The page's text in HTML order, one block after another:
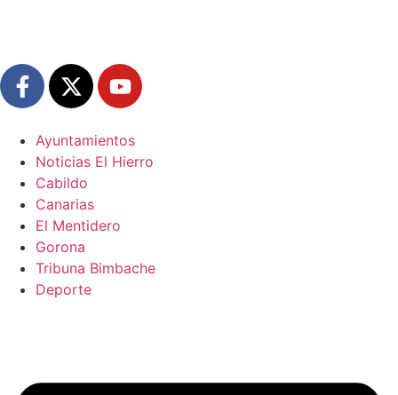
Ayuntamientos
Noticias El Hierro
Cabildo
Canarias
El Mentidero
Gorona
Tribuna Bimbache
Deporte